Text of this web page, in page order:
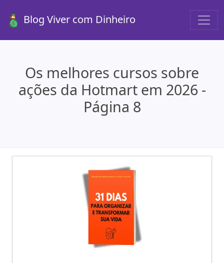
Blog Viver com Dinheiro
Os melhores cursos sobre
ações da Hotmart em 2026 -
Página 8